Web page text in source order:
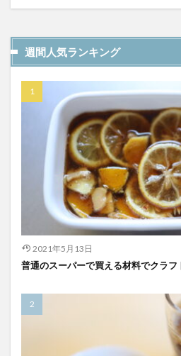
週間人気ランキング
2021年5月13日
普通のスーパーで買える材料でクラフ